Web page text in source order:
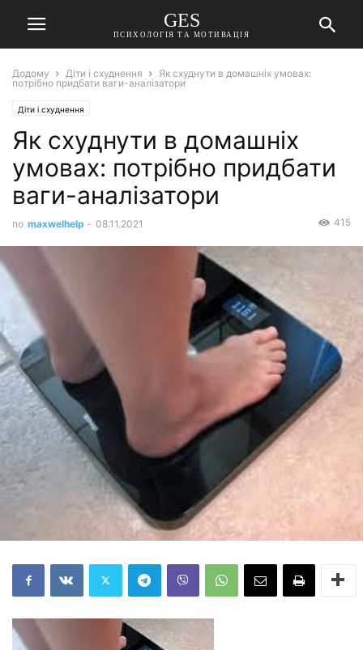
GES
ПСИХОЛОГІЯ ТА МОТИВАЦІЯ
Додому Діти і схуднення
Як схуднути в домашніх умовах:
потрібно придбати ваги-аналізатори
Діти і схуднення
Як схуднути в домашніх
умовах: потрібно придбати
ваги-аналізатори
по maxwelhelp - 08.11.2021 415